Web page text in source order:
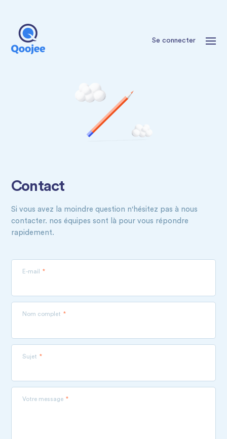
Se connecter
Contact
Si vous avez la moindre question n'hésitez pas à nous
contacter. nos équipes sont là pour vous répondre
rapidement.
E-mail
Nom complet
Sujet
Votre message